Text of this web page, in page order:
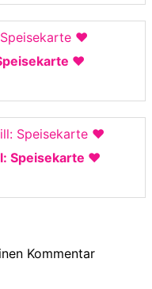
❤️
Speisekarte ❤️
Kommentar